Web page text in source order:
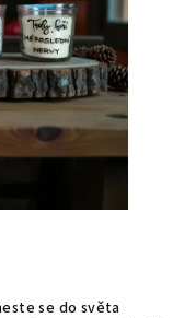
se do světa